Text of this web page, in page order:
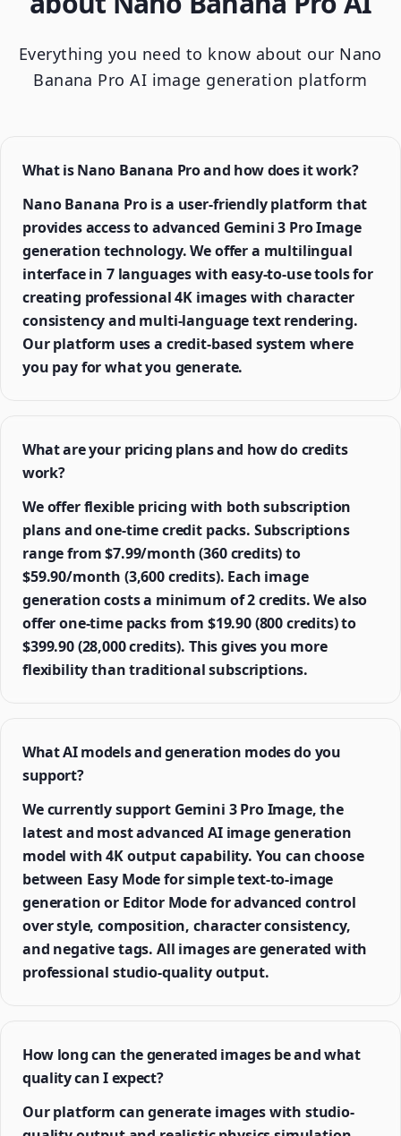
Everything you need to know about our Nano
Banana Pro AI image generation platform
What is Nano Banana Pro and how does it work?
Nano Banana Pro is a user-friendly platform that
provides access to advanced Gemini 3 Pro Image
generation technology. We offer a multilingual
interface in 7 languages with easy-to-use tools for
creating professional 4K images with character
consistency and multi-language text rendering.
Our platform uses a credit-based system where
you pay for what you generate.
What are your pricing plans and how do credits
work?
We offer flexible pricing with both subscription
plans and one-time credit packs. Subscriptions
range from $7.99/month (360 credits) to
$59.90/month (3,600 credits). Each image
generation costs a minimum of 2 credits. We also
offer one-time packs from $19.90 (800 credits) to
$399.90 (28,000 credits). This gives you more
flexibility than traditional subscriptions.
What AI models and generation modes do you
support?
We currently support Gemini 3 Pro Image, the
latest and most advanced AI image generation
model with 4K output capability. You can choose
between Easy Mode for simple text-to-image
generation or Editor Mode for advanced control
over style, composition, character consistency,
and negative tags. All images are generated with
professional studio-quality output.
How long can the generated images be and what
quality can I expect?
Our platform can generate images with studio-